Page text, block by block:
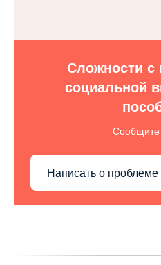
Сложности с
социальной
Сообщите
Написать о проблеме